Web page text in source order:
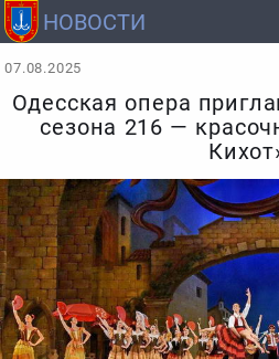
07.08.2025
Одесская опера
сезона 216 —